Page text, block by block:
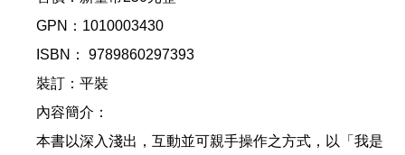
GPN：1010003430
ISBN： 9789860297393
裝訂：平裝
內容簡介：
本書以深入淺出，互動並可親手操作之方式，以「我是